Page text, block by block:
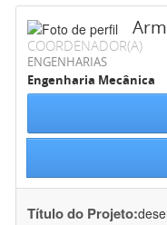
COORDENADOR(A)
ENGENHARIAS
Engenharia Mecânica
Título do Projeto: